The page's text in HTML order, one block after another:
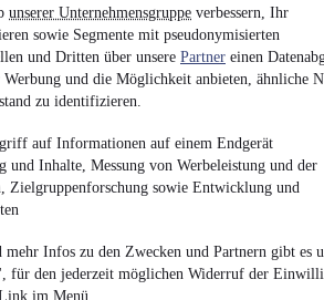
unserer Unternehmensgruppe verbessern, Ihr
sowie Segmente mit pseudonymisierten
und Dritten über unsere Partner einen
und die Möglichkeit anbieten, ähnliche
zu identifizieren.
auf Informationen auf einem Endgerät
und Inhalte, Messung von Werbeleistung und der
Zielgruppenforschung sowie Entwicklung und
Infos zu den Zwecken und Partnern gibt es
für den jederzeit möglichen Widerruf der
im Menü.
by
unterschiedlicher Marken, auch als